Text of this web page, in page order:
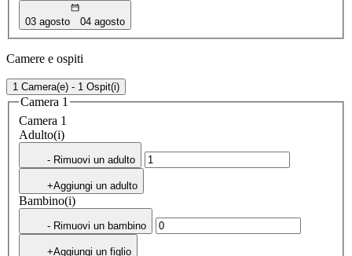
03 agosto 04 agosto
Camere e ospiti
1 Camera(e) - 1 Ospit(i)
Camera 1
Camera 1
Adulto(i)
- Rimuovi un adulto
+Aggiungi un adulto
Bambino(i)
- Rimuovi un bambino
+Aggiungi un figlio